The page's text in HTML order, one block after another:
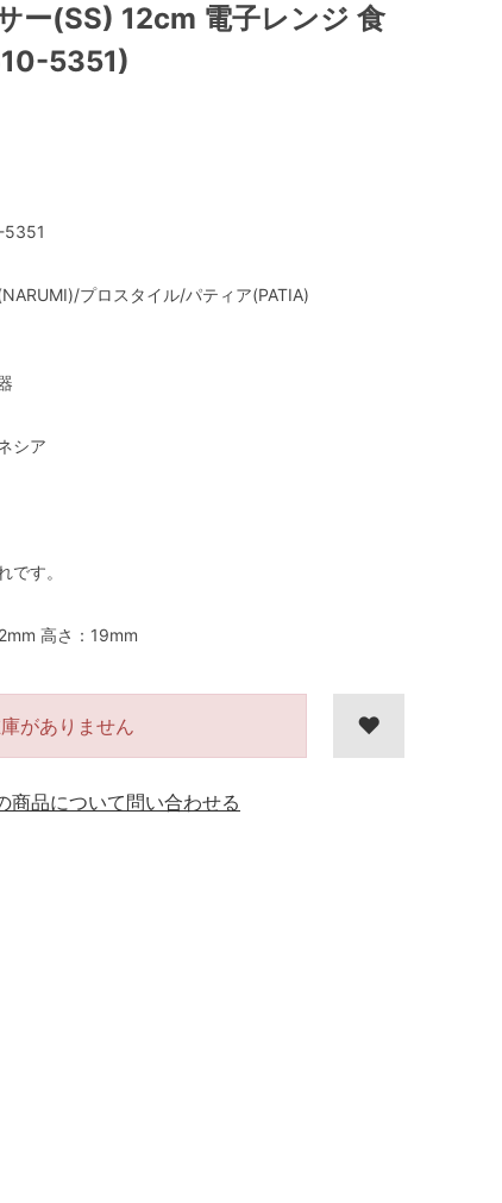
ー(SS) 12cm 電子レンジ 食
5351)
プロスタイル/パティア(PATIA)
シア
です。
高さ：19mm
がありません
商品について問い合わせる